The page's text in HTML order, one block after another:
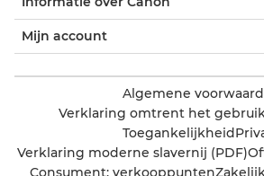
Mijn account
Algemene
Verklaring omtrent het
Toegankelijkheid
Verklaring moderne slavernij (PDF)
Consument: verkooppunten